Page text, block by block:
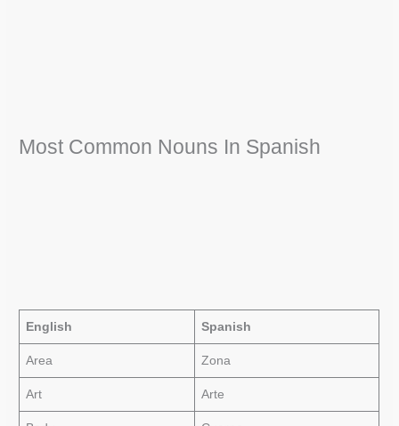
Most Common Nouns In Spanish
English Spanish
Area Zona
Art Arte